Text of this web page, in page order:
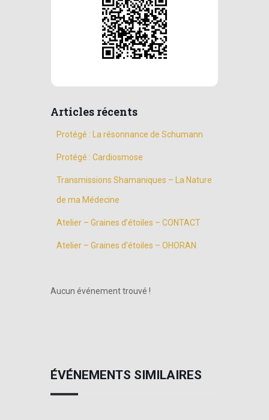
Articles récents
Protégé : La résonnance de Schumann
Protégé : Cardiosmose
Transmissions Shamaniques – La Nature
de ma Médecine
Atelier – Graines d’étoiles – CONTACT
Atelier – Graines d’étoiles – OHORAN
Aucun événement trouvé !
ÉVÉNEMENTS SIMILAIRES